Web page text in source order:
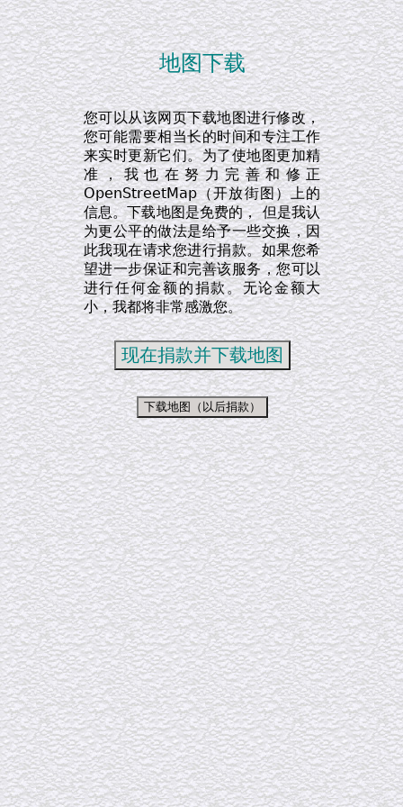
地图下载
您可以从该网页下载地图进行修改，
您可能需要相当长的时间和专注工作
来实时更新它们。为了使地图更加精
准，我也在努力完善和修正
OpenStreetMap（开放街图）上的
信息。下载地图是免费的， 但是我认
为更公平的做法是给予一些交换，因
此我现在请求您进行捐款。如果您希
望进一步保证和完善该服务，您可以
进行任何金额的捐款。无论金额大
小，我都将非常感激您。